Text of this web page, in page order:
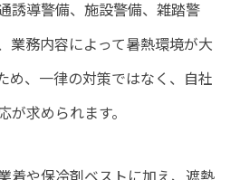
誘導警備、施設警備、雑踏警
業務内容によって暑熱環境が大
め、一律の対策ではなく、自社
が求められます。